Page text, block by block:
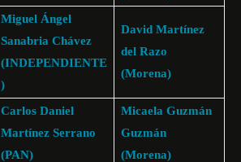
Miguel Ángel
Sanabria Chávez
(INDEPENDIENTE
)
David Martínez
del Razo
(Morena)
Carlos Daniel
Martínez Serrano
(PAN)
Micaela Guzmán
Guzmán
(Morena)